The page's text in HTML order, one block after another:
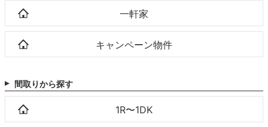
一軒家
キャンペーン物件
間取りから探す
1R〜1DK